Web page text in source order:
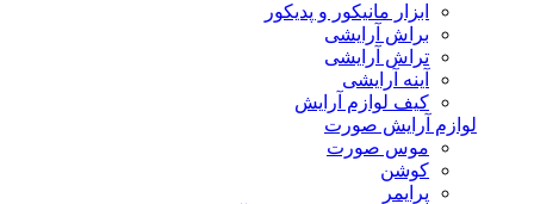
ابزار مانیکور و پدیکور
براش آرایشی
تراش آرایشی
آینه آرایشی
کیف لوازم آرایش
لوازم آرایش صورت
موس صورت
کوشن
پرایمر